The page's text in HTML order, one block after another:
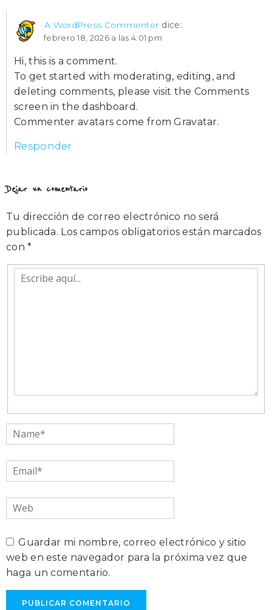
A WordPress Commenter dice:
febrero 18, 2026 a las 4:01 pm
Hi, this is a comment.
To get started with moderating, editing, and
deleting comments, please visit the Comments
screen in the dashboard.
Commenter avatars come fromGravatar.
Responder
Dejar un comentario
Tu dirección de correo electrónico no será
publicada. Los campos obligatorios están marcados
con*
Escribe
Name*
Email*
Web
Guardar mi nombre, correo electrónico y sitio
web en este navegador para la próxima vez que
haga un comentario.